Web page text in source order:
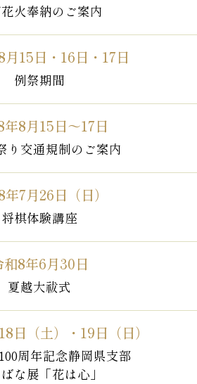
火奉納のご案内
月15日・16日・17日
例祭期間
年8月15日～17日
り交通規制のご案内
7月26日（日）
将棋体験講座
和8年6月30日
夏越大祓式
日（土）・19日（日）
周年記念静岡県支部
な展「花は心」